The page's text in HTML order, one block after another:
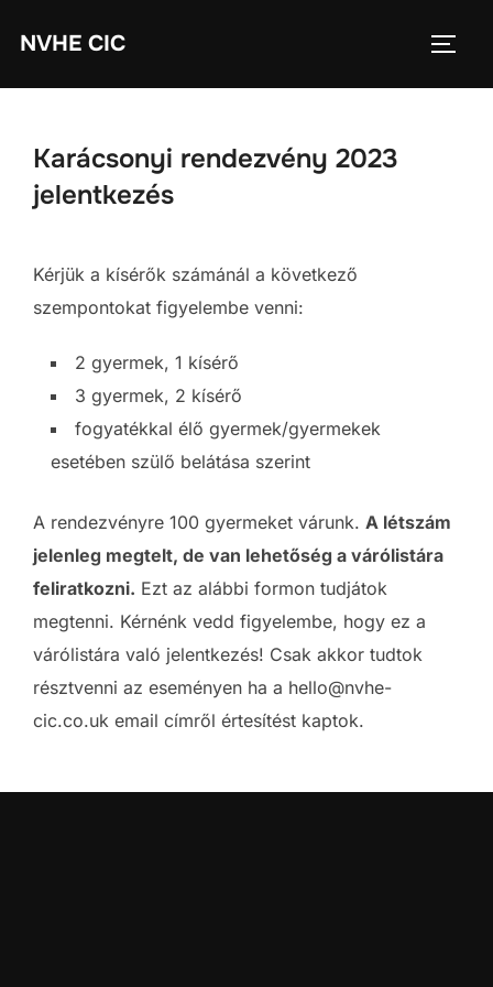
NVHE CIC
Karácsonyi rendezvény 2023
jelentkezés
Kérjük a kísérők számánál a következő
szempontokat figyelembe venni:
2 gyermek, 1 kísérő
3 gyermek, 2 kísérő
fogyatékkal élő gyermek/gyermekek
esetében szülő belátása szerint
A rendezvényre 100 gyermeket várunk. A létszám
jelenleg megtelt, de van lehetőség a várólistára
feliratkozni. Ezt az alábbi formon tudjátok
megtenni. Kérnénk vedd figyelembe, hogy ez a
várólistára való jelentkezés! Csak akkor tudtok
résztvenni az eseményen ha a hello@nvhe-
cic.co.uk email címről értesítést kaptok.